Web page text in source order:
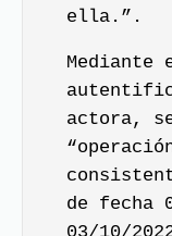
ella.”.
Mediante
actora,
de fecha